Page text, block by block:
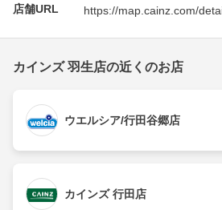
店舗URL https://map.cainz.com/
カインズ 羽生店の近くのお店
ウエルシア/行田谷郷店
カインズ 行田店